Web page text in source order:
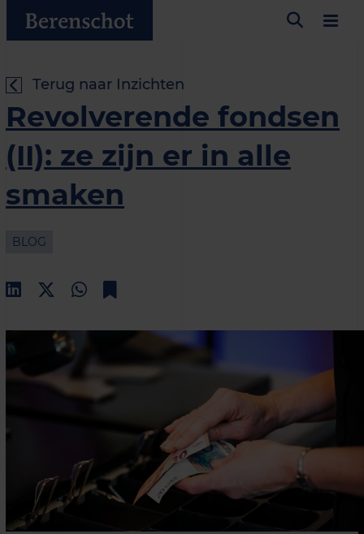
Terug naar Inzichten
Revolverende fondsen
(II): ze zijn er in alle
smaken
BLOG